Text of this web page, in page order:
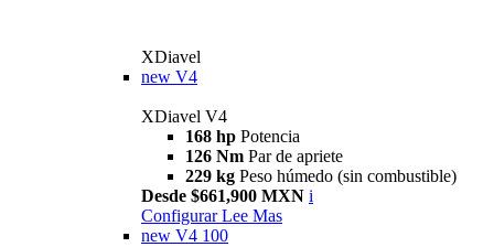
XDiavel
new V4
XDiavel V4
168 hp Potencia
126 Nm Par de apriete
229 kg Peso húmedo (sin combustible)
Desde $661,900 MXN i
Configurar Lee Mas
new V4 100